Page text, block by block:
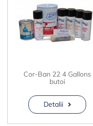
Cor-Ban 22 4 Gallons
butoi
Detalii